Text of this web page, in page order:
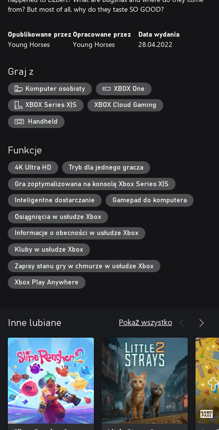
from? But most of all, why do they taste SO GOOD?
Opublikowane przez
Young Horses
Opracowane przez
Young Horses
Data wydania
28.04.2022
Graj z
Komputer osobisty XBOX One
XBOX Series X|S XBOX Cloud Gaming
Handheld
Funkcje
4K Ultra HD Tryb dla jednego gracza
Gra zoptymalizowana na konsolę Xbox Series X|S
Inteligentne dostarczanie Gamepad do komputera
Osiągnięcia w usłudze Xbox
Informacje o obecności w usłudze Xbox
Kluby w usłudze Xbox
Zapisy stanu gry w chmurze w usłudze Xbox
Xbox Play Anywhere
Inne lubiane Pokaż wszystko